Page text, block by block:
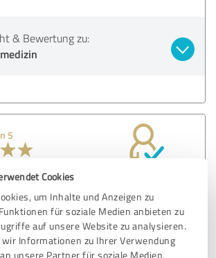
Cookies
um Inhalte und Anzeigen zu
für soziale Medien anbieten zu
auf unsere Website zu analysieren.
wir Informationen zu Ihrer Verwendung
unsere Partner für soziale Medien,
& Bewertung zu:
5
Ärzte war ein Klinikaufenthalt. Da ich
aus meinem Job wollte, habe ich die
bei Herrn Schäfer begonnen. Und